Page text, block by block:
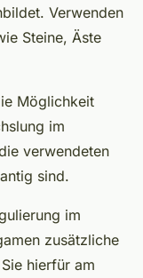
Verwenden
Steine, Äste
Möglichkeit
im
verwendeten
sind.
im
zusätzliche
hierfür am